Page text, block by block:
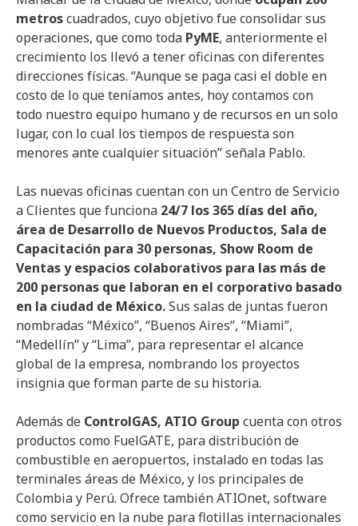
metroscuadrados, cuyo objetivo fue consolidar sus
operaciones, que como toda PyME, anteriormente el
crecimiento los llevó a tener oficinas con diferentes
direcciones físicas. “Aunque se paga casi el doble en
costo de lo que teníamos antes, hoy contamos con
todo nuestro equipo humano y de recursos en un solo
lugar, con lo cual los tiempos de respuesta son
menores ante cualquier situación” señala Pablo.
Las nuevas oficinas cuentan con un Centro de Servicio
a Clientes que funciona 24/7 los 365 días del año,
área de Desarrollo de Nuevos Productos, Sala de
Capacitación para 30 personas, Show Room de
Ventas y espacios colaborativos para las más de
200 personas que laboran en el corporativo basado
en la ciudad de México.Sus salas de juntas fueron
nombradas “México”, “Buenos Aires”, “Miami”,
“Medellín” y “Lima”, para representar el alcance
global de la empresa, nombrando los proyectos
insignia que forman parte de su historia.
Además de ControlGAS, ATIO Group cuenta con otros
productos como FuelGATE, para distribución de
combustible en aeropuertos, instalado en todas las
terminales áreas de México, y los principales de
Colombia y Perú. Ofrece también ATIOnet, software
como servicio en la nube para flotillas internacionales